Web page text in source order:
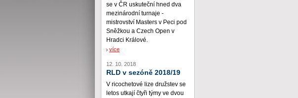
se v ČR uskuteční hned dva
mezinárodní turnaje -
mistrovství Masters v Peci pod
Sněžkou a Czech Open v
Hradci Králové.
více
12. 10. 2018
RLD v sezóně 2018/19
V ricochetové lize družstev se
letos utkají čtyři týmy ve dvou